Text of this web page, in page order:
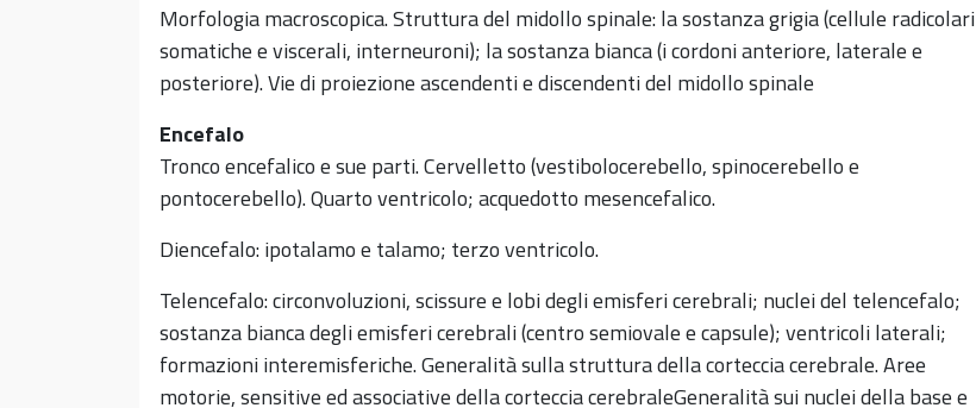
Morfologia macroscopica. Struttura del midollo spinale: la sostanza grigia (cellule radicolari
somatiche e viscerali, interneuroni); la sostanza bianca (i cordoni anteriore, laterale e
posteriore). Vie di proiezione ascendenti e discendenti del midollo spinale
Encefalo
Tronco encefalico e sue parti. Cervelletto (vestibolocerebello, spinocerebello e
pontocerebello). Quarto ventricolo; acquedotto mesencefalico.
Diencefalo: ipotalamo e talamo; terzo ventricolo.
Telencefalo: circonvoluzioni, scissure e lobi degli emisferi cerebrali; nuclei del telencefalo;
sostanza bianca degli emisferi cerebrali (centro semiovale e capsule); ventricoli laterali;
formazioni interemisferiche. Generalità sulla struttura della corteccia cerebrale. Aree
motorie, sensitive ed associative della corteccia cerebraleGeneralità sui nuclei della base e